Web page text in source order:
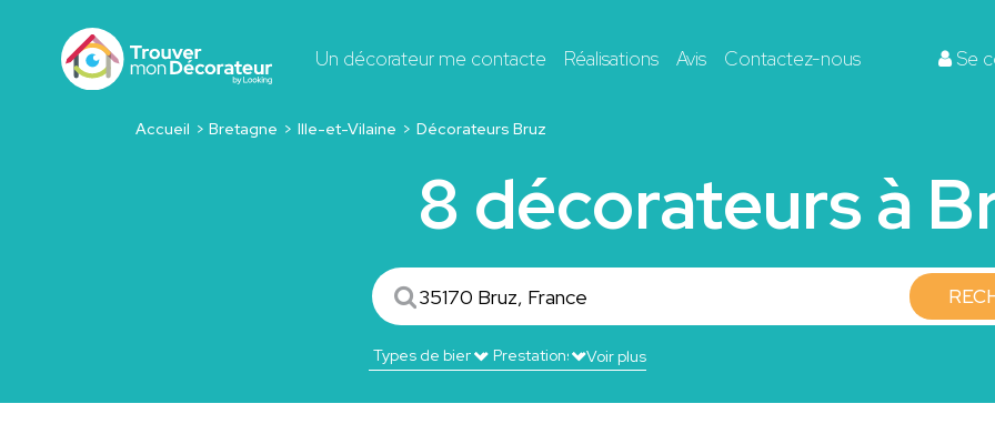
Un décorateur me contacte Réalisations Avis Contactez-nous Se
Accueil Bretagne Ille-et-Vilaine Décorateurs Bruz
8 décorateurs à
Voir plus